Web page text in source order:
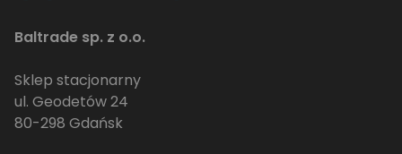
Baltrade sp. z o.o.
Sklep stacjonarny
ul. Geodetów 24
80-298 Gdańsk